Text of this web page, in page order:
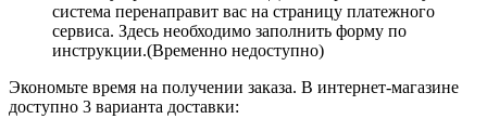
система перенаправит вас на страницу платежного
сервиса. Здесь необходимо заполнить форму по
инструкции.(Временно недоступно)
Экономьте время на получении заказа. В интернет-магазине
доступно 3 варианта доставки: